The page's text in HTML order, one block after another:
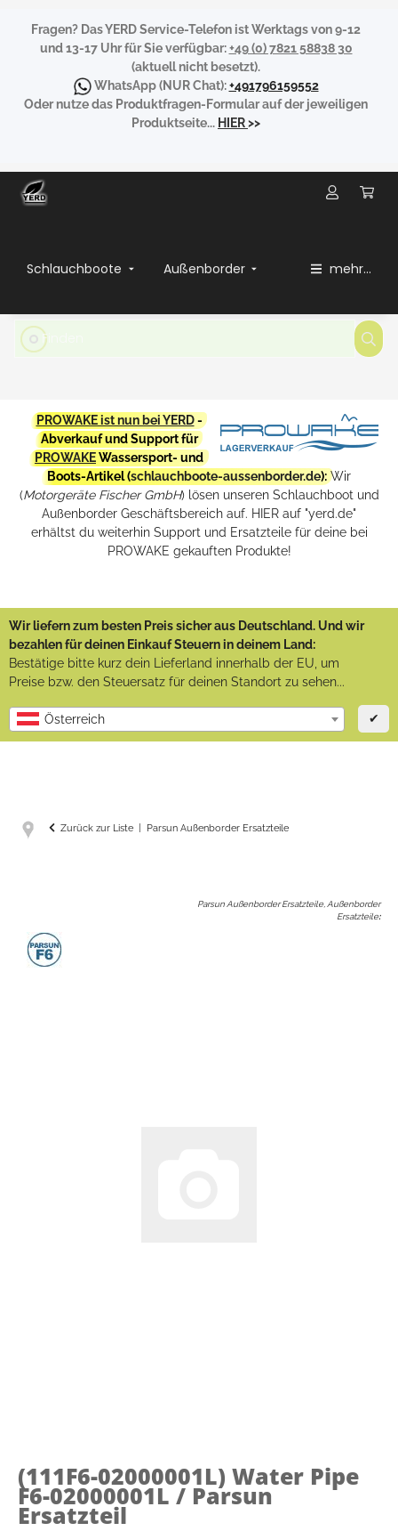
Fragen? Das YERD Service-Telefon ist Werktags von 9-12
und 13-17 Uhr für Sie verfügbar:+49 (0) 7821 58838 30
(aktuell nicht besetzt).
WhatsApp(NUR Chat):+491796159552
Oder nutze das Produktfragen-Formular auf der jeweiligen
Produktseite... HIER>>
Schlauchboote Außenborder mehr...
PROWAKE ist nun bei YERD-
Abverkauf und Support für
PROWAKEWassersport- und
Boots-Artikel (schlauchboote-aussenborder.de): Wir
(Motorgeräte Fischer GmbH) lösen unseren Schlauchboot und
Außenborder Geschäftsbereich auf. HIER auf "yerd.de"
erhältst du weiterhin Support und Ersatzteile für deine bei
PROWAKE gekauften Produkte!
Wir liefern zum besten Preis sicher aus Deutschland. Und wir
bezahlen für deinen Einkauf Steuern in deinem Land:
Bestätige bitte kurz dein Lieferland innerhalb der EU, um
Preise bzw. den Steuersatz für deinen Standort zu sehen...
Österreich ✔
Zurück zur Liste Parsun Außenborder Ersatzteile
Parsun Außenborder Ersatzteile, Außenborder
Ersatzteile:
(111F6-02000001L) Water Pipe
F6-02000001L / Parsun
Ersatzteil